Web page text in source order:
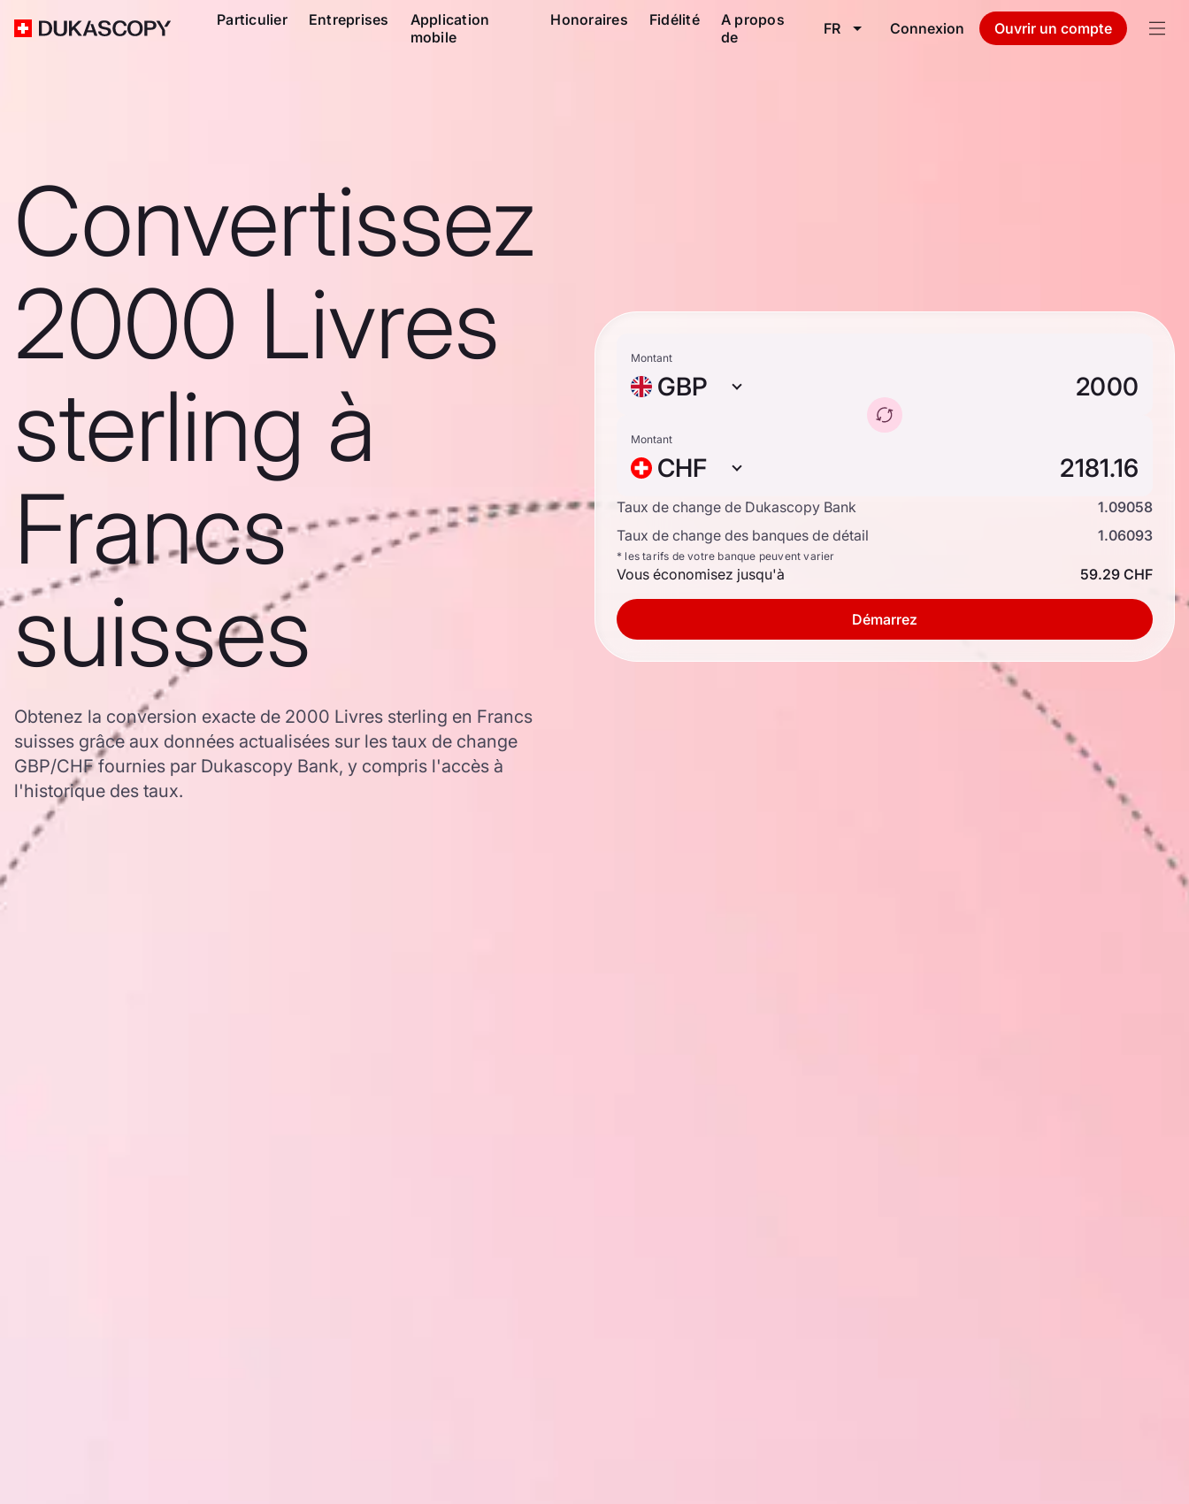
Particulier Entreprises
Application
mobile
Honoraires Fidélité
A propos
de
FR Connexion Ouvrir un compte
Convertissez
2000 Livres
sterling à
Francs
suisses
Obtenez la conversion exacte de 2000 Livres sterling en Francs
suisses grâce aux données actualisées sur les taux de change
GBP/CHF fournies par Dukascopy Bank, y compris l'accès à
l'historique des taux.
Montant
GBP
Montant
CHF
Taux de change de Dukascopy Bank
1.09058
Taux de change des banques de détail
1.06093
* les tarifs de votre banque peuvent varier
Vous économisez jusqu'à 59.29 CHF
Démarrez